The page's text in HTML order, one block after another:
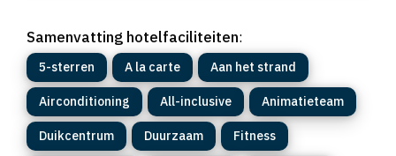
Samenvatting hotelfaciliteiten:
5-sterren A la carte Aan het strand
Airconditioning All-inclusive Animatieteam
Duikcentrum Duurzaam Fitness